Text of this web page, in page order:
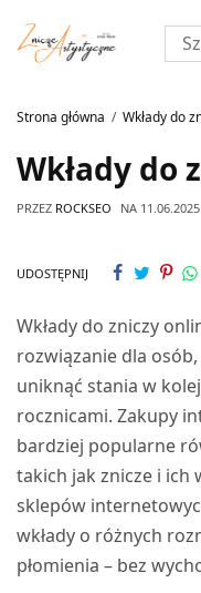
Strona główna Wkłady do
Wkłady do
PRZEZ ROCKSEO NA 11.06.2025
UDOSTĘPNIJ
Wkłady do zniczy
rozwiązanie dla
uniknąć stania w
rocznicami. Zakupy
bardziej popularne
takich jak znicze i ich
sklepów
wkłady o różnych
płomienia – bez